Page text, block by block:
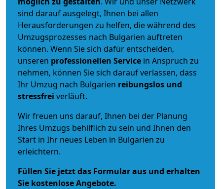
sind darauf ausgelegt, Ihnen bei allen
Herausforderungen zu helfen, die während des
Umzugsprozesses nach Bulgarien auftreten
können. Wenn Sie sich dafür entscheiden,
unseren professionellen Service in Anspruch zu
nehmen, können Sie sich darauf verlassen, dass
Ihr Umzug nach Bulgarien reibungslos und
stressfrei verläuft.
Wir freuen uns darauf, Ihnen bei der Planung
Ihres Umzugs behilflich zu sein und Ihnen den
Start in Ihr neues Leben in Bulgarien zu
erleichtern.
Füllen Sie jetzt das Formular aus und erhalten
Sie kostenlose Angebote.